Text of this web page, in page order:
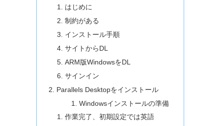
はじめに
制約がある
インストール手順
サイトからDL
ARM版WindowsをDL
サインイン
Parallels Desktopをインストール
Windowsインストールの準備
作業完了、初期設定では英語